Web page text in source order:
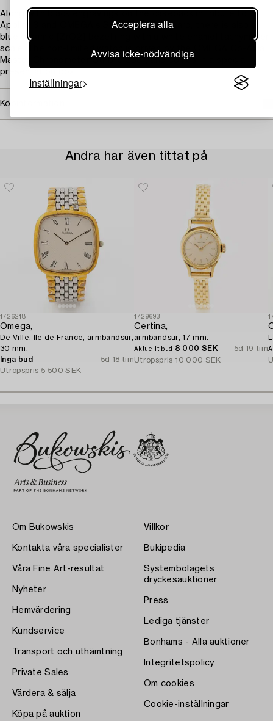
Acceptera alla
Avvisa icke-nödvändiga
Inställningar
Along with black engravings on the caseback in tribute to
Apollo 13 and OMEGA's Silver Snoopy Award, there is also a
blue ceramic [ZrO2] bezel ring with a white enamel tachymeter
scale. The non-limited watch is driven by the OMEGA Co-Axial
Master Chronometer Calibre 3861, and comes in a special
presentation box.
Köpinformation
Andra har även tittat på
1726218
Omega,
De Ville, Ile de France, armbandsur,
30 mm.
Inga bud
5d 18 tim
Utropspris 5 500 SEK
1729693
Certina,
armbandsur, 17 mm.
Aktuellt bud 8 000 SEK
5d 19 tim
Utropspris 10 000 SEK
Om Bukowskis
Kontakta våra specialister
Våra Fine Art-resultat
Nyheter
Hemvärdering
Kundservice
Transport och uthämtning
Private Sales
Värdera & sälja
Köpa på auktion
Villkor
Bukipedia
Systembolagets
dryckesauktioner
Press
Lediga tjänster
Bonhams - Alla auktioner
Integritetspolicy
Om cookies
Cookie-inställningar